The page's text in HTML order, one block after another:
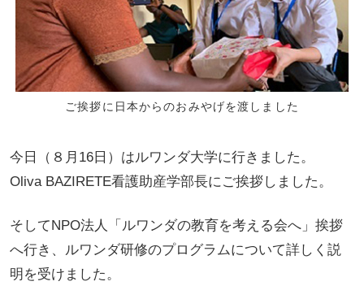
ご挨拶に日本からのおみやげを渡しました
今日（８月16日）はルワンダ大学に行きました。
Oliva BAZIRETE看護助産学部長にご挨拶しました。
そしてNPO法人「ルワンダの教育を考える会へ」挨拶
へ行き、ルワンダ研修のプログラムについて詳しく説
明を受けました。